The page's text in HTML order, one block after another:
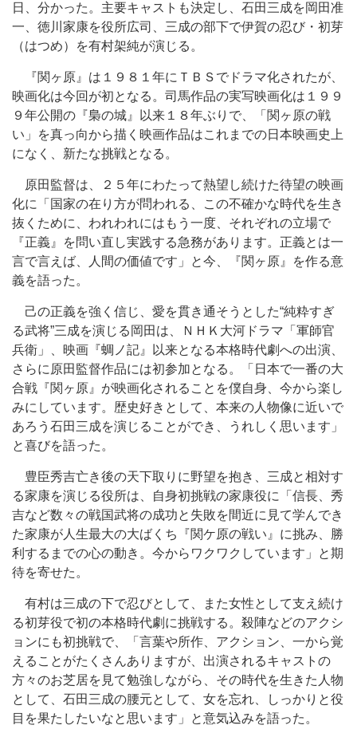
日、分かった。主要キャストも決定し、石田三成を岡田准
一、徳川家康を役所広司、三成の部下で伊賀の忍び・初芽
（はつめ）を有村架純が演じる。
『関ヶ原』は１９８１年にＴＢＳでドラマ化されたが、
映画化は今回が初となる。司馬作品の実写映画化は１９９
９年公開の『梟の城』以来１８年ぶりで、「関ヶ原の戦
い」を真っ向から描く映画作品はこれまでの日本映画史上
になく、新たな挑戦となる。
原田監督は、２５年にわたって熱望し続けた待望の映画
化に「国家の在り方が問われる、この不確かな時代を生き
抜くために、われわれにはもう一度、それぞれの立場で
『正義』を問い直し実践する急務があります。正義とは一
言で言えば、人間の価値です」と今、『関ヶ原』を作る意
義を語った。
己の正義を強く信じ、愛を貫き通そうとした“純粋すぎ
る武将”三成を演じる岡田は、ＮＨＫ大河ドラマ「軍師官
兵衛」、映画『蜩ノ記』以来となる本格時代劇への出演、
さらに原田監督作品には初参加となる。「日本で一番の大
合戦『関ヶ原』が映画化されることを僕自身、今から楽し
みにしています。歴史好きとして、本来の人物像に近いで
あろう石田三成を演じることができ、うれしく思います」
と喜びを語った。
豊臣秀吉亡き後の天下取りに野望を抱き、三成と相対す
る家康を演じる役所は、自身初挑戦の家康役に「信長、秀
吉など数々の戦国武将の成功と失敗を間近に見て学んでき
た家康が人生最大の大ばくち『関ケ原の戦い』に挑み、勝
利するまでの心の動き。今からワクワクしています」と期
待を寄せた。
有村は三成の下で忍びとして、また女性として支え続け
る初芽役で初の本格時代劇に挑戦する。殺陣などのアクシ
ョンにも初挑戦で、「言葉や所作、アクション、一から覚
えることがたくさんありますが、出演されるキャストの
方々のお芝居を見て勉強しながら、その時代を生きた人物
として、石田三成の腰元として、女を忘れ、しっかりと役
目を果たしたいなと思います」と意気込みを語った。